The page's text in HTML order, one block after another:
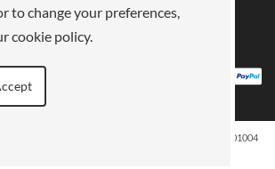
饼干
条款和条件
Emanuele II, 67-68-69 Roma (RM) - 00185 VAT: 13759001004
to change your preferences,
cookie policy.